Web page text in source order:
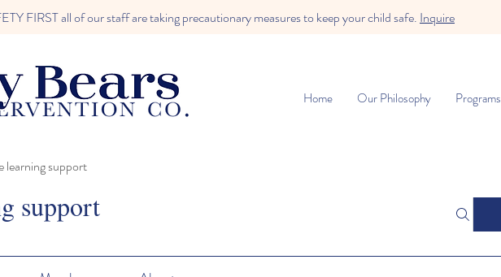
FIRST all of our staff are taking precautionary measures to keep your child safe. Inquire
Home Our Philosophy Programs
learning support
support